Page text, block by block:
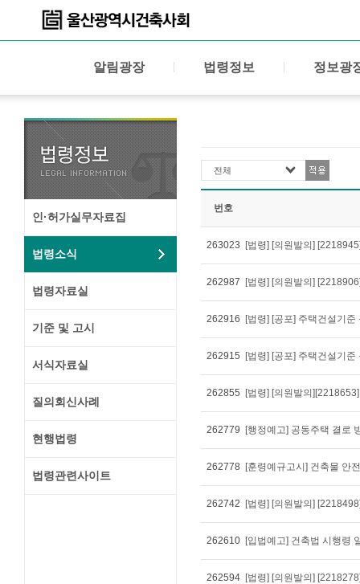
알림광장 법령정보 정보광
인·허가실무자료집
법령소식
법령자료실
기준 및 고시
서식자료실
질의회신사례
현행법령
법령관련사이트
전체
번호
263023
262987
262916
262915 [법령] [공포] 주택건설기
262855
262779
262778
262742
262610
262594